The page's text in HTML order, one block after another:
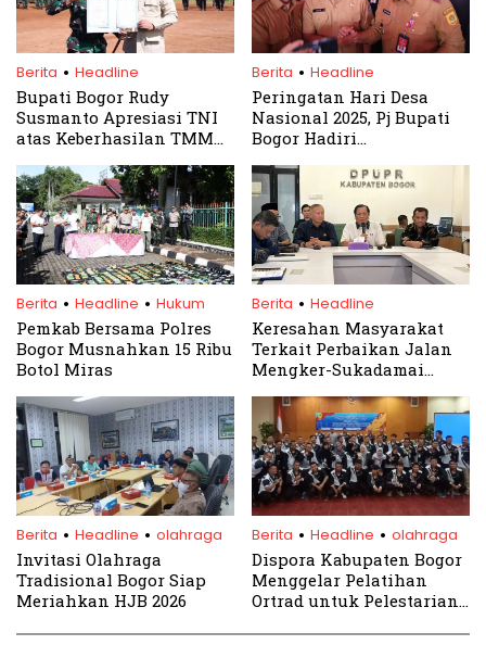
Berita . Headline
Bupati Bogor Rudy
Susmanto Apresiasi TNI
atas Keberhasilan TMMD
Berita . Headline
Peringatan Hari Desa
Nasional 2025, Pj Bupati
Bogor Hadiri
Tandan Desa
Berita . Headline . Hukum
Pemkab Bersama Polres
Bogor Musnahkan 15 Ribu
Botol Miras
Berita . Headline
Keresahan Masyarakat
Terkait Perbaikan Jalan
Mengker-Sukadamai
Kadis PUPR
Berita . Headline . olahraga
Invitasi Olahraga
Tradisional Bogor Siap
Meriahkan HJB 2026
Berita . Headline . olahraga
Dispora Kabupaten Bogor
Menggelar Pelatihan
Ortrad untuk Pelestarian